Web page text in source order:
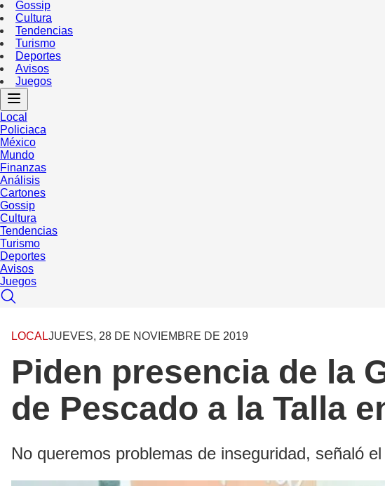
Gossip
Cultura
Tendencias
Turismo
Deportes
Avisos
Juegos
Local
Policiaca
México
Mundo
Finanzas
Análisis
Cartones
Gossip
Cultura
Tendencias
Turismo
Deportes
Avisos
Juegos
LOCALJUEVES, 28 DE NOVIEMBRE DE 2019
Piden presencia de la
de Pescado a la Talla
No queremos problemas de inseguridad, señaló